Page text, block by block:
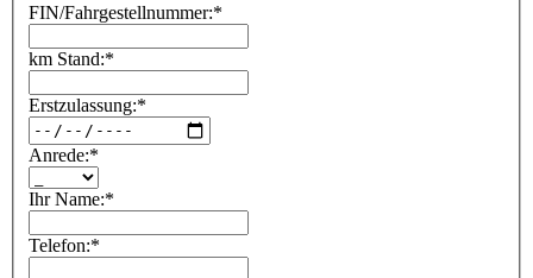
FIN/Fahrgestellnummer:*
km Stand:*
Erstzulassung:*
Anrede:*
Ihr Name:*
Telefon:*